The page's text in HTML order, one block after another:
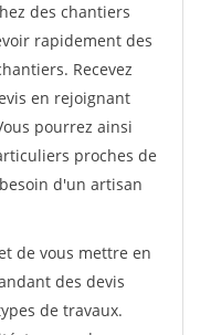
des chantiers
rapidement des
Recevez
en rejoignant
pourrez ainsi
proches de
d'un artisan
de vous mettre en
des devis
de travaux.